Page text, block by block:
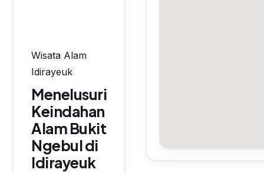
Wisata Alam
Idirayeuk
Menelusuri
Keindahan
Alam Bukit
Ngebul di
Idirayeuk